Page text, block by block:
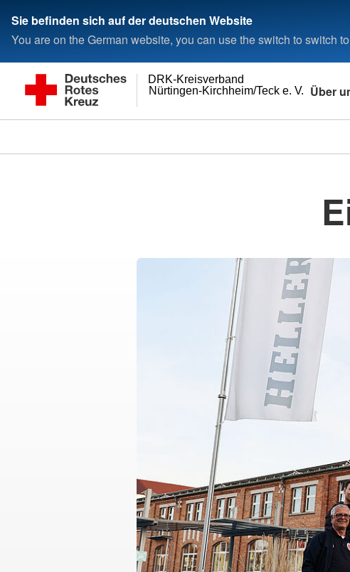
Sie befinden sich auf der deutschen Website
You are on the German website, you can use the switch to switch
Nürtingen-Kirchheim/Teck e. V.
DRK-Kreisverband
Über